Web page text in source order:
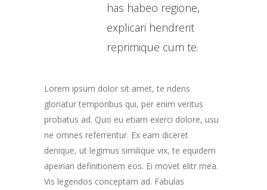
has habeo regione,
explicari hendrerit
reprimique cum te.
Lorem ipsum dolor sit amet, te ridens
gloriatur temporibus qui, per enim veritus
probatus ad. Quo eu etiam exerci dolore, usu
ne omnes referrentur. Ex eam diceret
denique, ut legimus similique vix, te equidem
apeirian definitionem eos. Ei movet elitr mea.
Vis legendos conceptam ad. Fabulas